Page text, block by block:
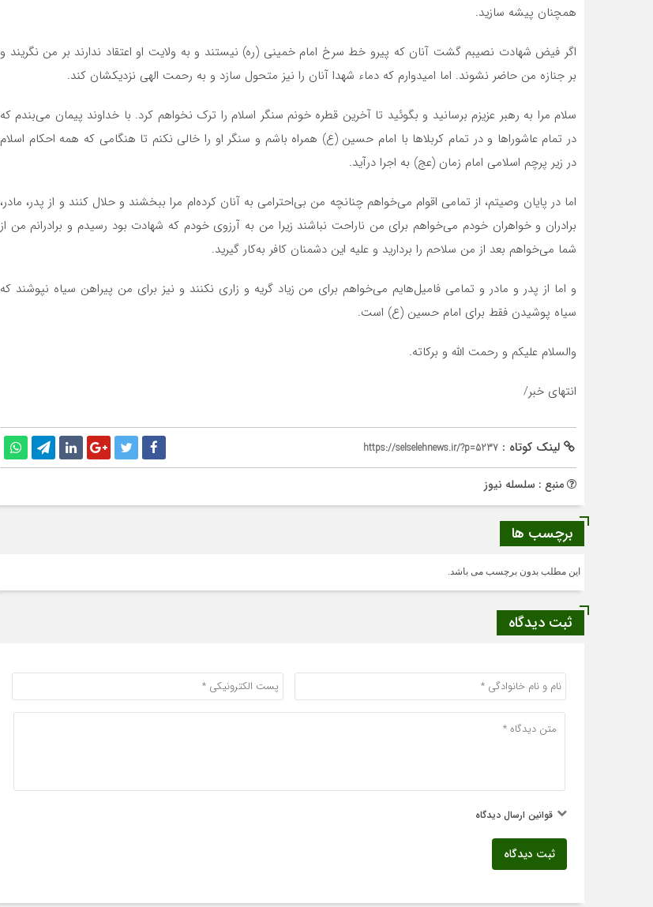
همچنان پیشه سازید.
اگر فیض شهادت نصیبم گشت آنان که پیرو خط سرخ امام خمینی (ره) نیستند و به ولایت او اعتقاد ندارند بر من نگریند و
بر جنازه من حاضر نشوند. اما امیدوارم که دماء شهدا آنان را نیز متحول سازد و به رحمت الهی نزدیکشان کند.
سلام مرا به رهبر عزیزم برسانید و بگوئید تا آخرین قطره خونم سنگر اسلام را ترک نخواهم کرد. با خداوند پیمان می‌بندم که
در تمام عاشوراها و در تمام کربلاها با امام حسین (ع) همراه باشم و سنگر او را خالی نکنم تا هنگامی که همه احکام اسلام
در زیر پرچم اسلامی امام زمان (عج) به اجرا درآید.
اما در پایان وصیتم، از تمامی اقوام می‌خواهم چنانچه من بی‌احترامی به آنان کرده‌ام مرا ببخشند و حلال کنند و از پدر، مادر،
برادران و خواهران خودم می‌خواهم برای من ناراحت نباشند زیرا من به آرزوی خودم که شهادت بود رسیدم و برادرانم من از
شما می‌خواهم بعد از من سلاحم را بردارید و علیه این دشمنان کافر به‌کار گیرید.
و اما از پدر و مادر و تمامی فامیل‌هایم می‌خواهم برای من زیاد گریه و زاری نکنند و نیز برای من پیراهن سیاه نپوشند که
سیاه پوشیدن فقط برای امام حسین (ع) است.
والسلام علیکم و رحمت الله و برکاته.
انتهای خبر/
لینک کوتاه : https://selselehnews.ir/?p=5237
منبع : سلسله نیوز
برچسب ها
این مطلب بدون برچسب می باشد.
ثبت دیدگاه
قوانین ارسال دیدگاه
ثبت دیدگاه